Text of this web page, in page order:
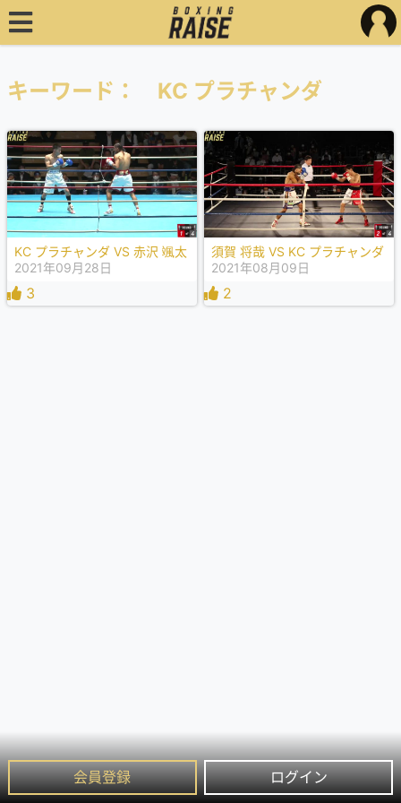
会員登録 ログイン
キーワード： KC プラチャンダ
KC プラチャンダ VS 赤沢 颯太
2021年09月28日
3
須賀 将哉 VS KC プラチャンダ
2021年08月09日
2